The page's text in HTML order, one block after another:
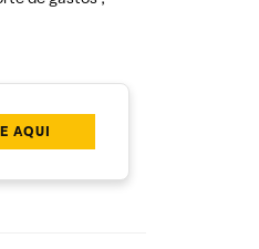
AQUI